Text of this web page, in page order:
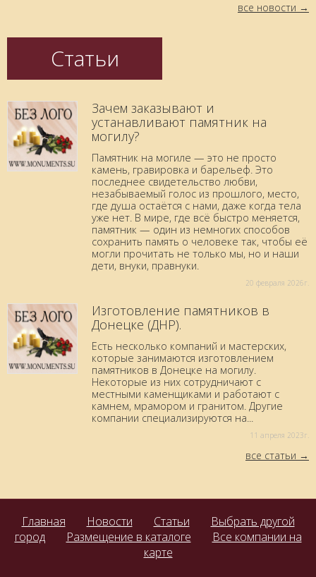
все новости
Статьи
Зачем заказывают и
устанавливают памятник на
могилу?
Памятник на могиле — это не просто
камень, гравировка и барельеф. Это
последнее свидетельство любви,
незабываемый голос из прошлого, место,
где душа остаётся с нами, даже когда тела
уже нет. В мире, где всё быстро меняется,
памятник — один из немногих способов
сохранить память о человеке так, чтобы её
могли прочитать не только мы, но и наши
дети, внуки, правнуки.
20 февраля 2026г.
Изготовление памятников в
Донецке (ДНР).
Есть несколько компаний и мастерских,
которые занимаются изготовлением
памятников в Донецке на могилу.
Некоторые из них сотрудничают с
местными каменщиками и работают с
камнем, мрамором и гранитом. Другие
компании специализируются на...
11 aпреля 2023г.
все статьи
Главная Новости Статьи
Выбрать другой
город
Размещение в каталоге
Все компании на
карте